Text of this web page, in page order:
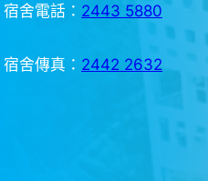
宿舍電話： 2443 5880
宿舍傳真： 2442 2632